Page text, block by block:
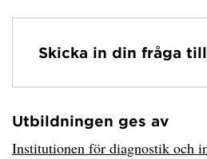
Skicka in din fråga
Har hämtat avsändare.
Utbildningen ges av
Institutionen för diagnostik och